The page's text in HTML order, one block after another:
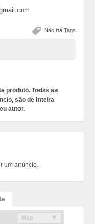
Não há Tags
produto. Todas as
são de inteira
autor.
um anúncio.